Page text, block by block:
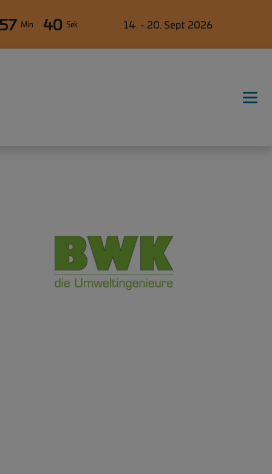
57 Min 39 Sek 14. - 20. Sept 2026